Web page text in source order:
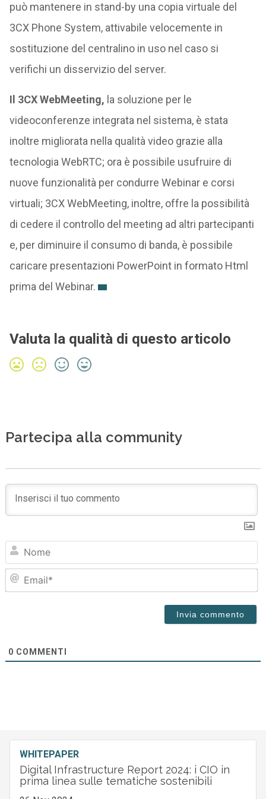
può mantenere in stand-by una copia virtuale del
3CX Phone System, attivabile velocemente in
sostituzione del centralino in uso nel caso si
verifichi un disservizio del server.
Il 3CX WebMeeting, la soluzione per le
videoconferenze integrata nel sistema, è stata
inoltre migliorata nella qualità video grazie alla
tecnologia WebRTC; ora è possibile usufruire di
nuove funzionalità per condurre Webinar e corsi
virtuali; 3CX WebMeeting, inoltre, offre la possibilità
di cedere il controllo del meeting ad altri partecipanti
e, per diminuire il consumo di banda, è possibile
caricare presentazioni PowerPoint in formato Html
prima del Webinar.
Valuta la qualità di questo articolo
Partecipa alla community
0 COMMENTI
WHITEPAPER
Digital Infrastructure Report 2024: i CIO in
prima linea sulle tematiche sostenibili